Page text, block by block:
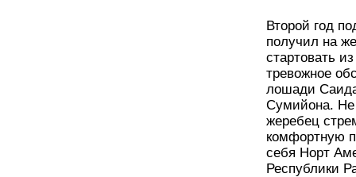
Второй год
получил на
стартовать
тревожное
лошади
Сумийона. Не
жеребец
комфортную
себя Норт
Республики